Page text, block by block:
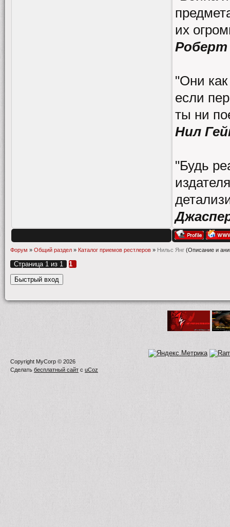
их
"Они
если
ты ни
Нил
"Будь
Форум » Общий раздел » Каталог приемов рестлеров » Нильс Янг (Описание и
Страница 1 из 1 1
Copyright MyCorp © 2026
Сделать бесплатный сайт с uCoz